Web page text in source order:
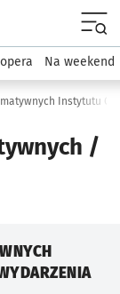
Wydarzenia
Na weekend
Instytutu
/